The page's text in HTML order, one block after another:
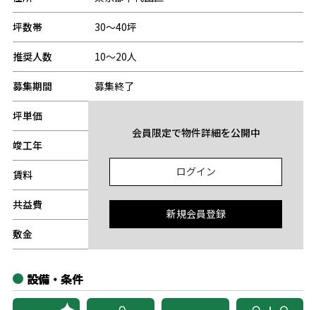
坪数帯 30～40坪
推奨人数 10～20人
募集期間 募集終了
坪単価
竣工年
賃料
共益費
敷金
会員限定で物件詳細を公開中
ログイン
新規会員登録
設備・条件